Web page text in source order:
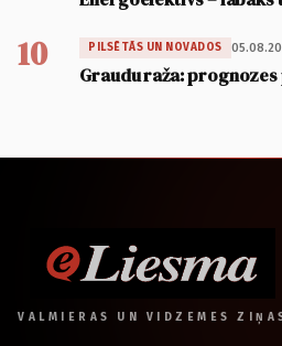
10 PILSĒTĀS UN NOVADOS
Graudu raža:
VALMIERAS UN VIDZEMES